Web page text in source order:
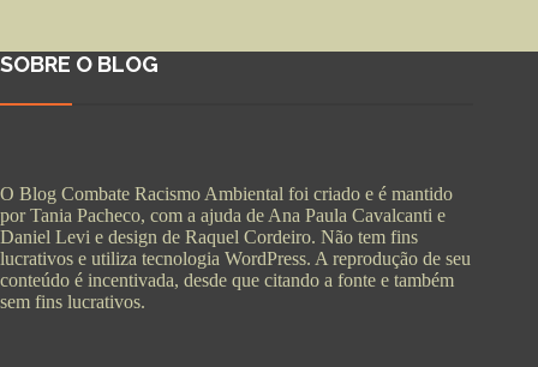
SOBRE O BLOG
O Blog Combate Racismo Ambiental foi criado e é mantido
por Tania Pacheco, com a ajuda de Ana Paula Cavalcanti e
Daniel Levi e design de Raquel Cordeiro. Não tem fins
lucrativos e utiliza tecnologia WordPress. A reprodução de seu
conteúdo é incentivada, desde que citando a fonte e também
sem fins lucrativos.